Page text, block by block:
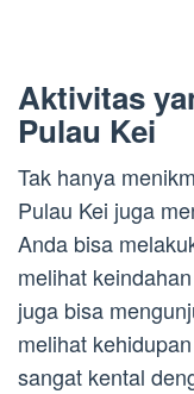
Aktivitas
Pulau Kei
Tak hanya
Pulau Kei juga
Anda bisa
melihat
juga bisa
melihat
sangat kental